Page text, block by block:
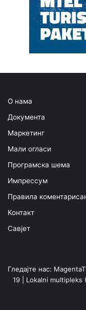
О нама
Документа
Маркетинг
Мали огласи
Програмска шема
Импрессум
Правила
Контакт
Савјет
Гледајте нас:
19 | Lokalni multipleks